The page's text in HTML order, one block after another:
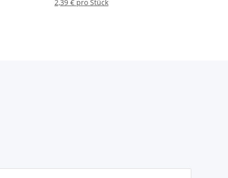
2,39 € pro Stück